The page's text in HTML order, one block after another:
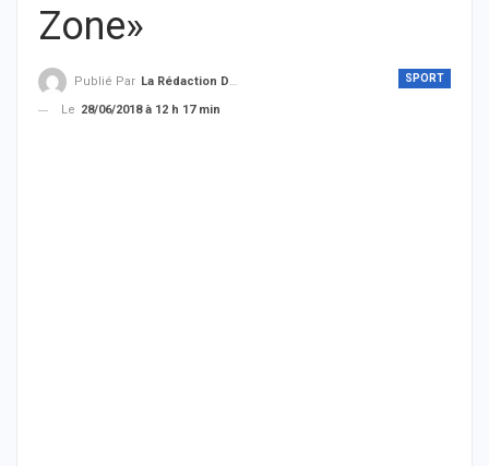
Zone»
SPORT
Publié Par La Rédaction De THIEYSENEGAL.com
Le 28/06/2018 à 12 h 17 min